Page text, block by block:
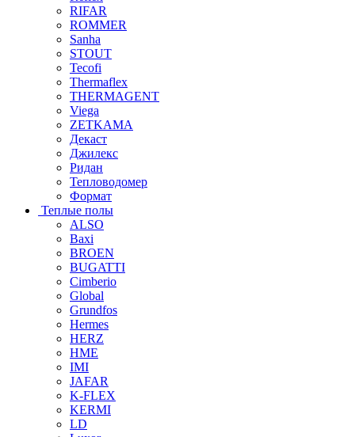
RIFAR
ROMMER
Sanha
STOUT
Tecofi
Thermaflex
THERMAGENT
Viega
ZETKAMA
Декаст
Джилекс
Ридан
Тепловодомер
Формат
Теплые полы
ALSO
Baxi
BROEN
BUGATTI
Cimberio
Global
Grundfos
Hermes
HERZ
HME
IMI
JAFAR
K-FLEX
KERMI
LD